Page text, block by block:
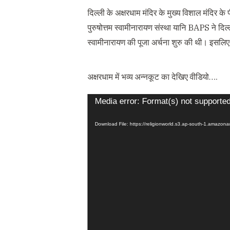
दिल्ली के अक्षरधाम मंदिर के मुख्य विशाल मंदिर
पुरुषोत्तम स्वामीनारायण संस्था यानि BAPS ने
स्वामीनारायण की पूजा अर्चना शुरु की थी।
अक्षरधाम में भव्य अन्नकूट का देखिए वीडियो….
Video
Media error: Format(s) not
Download File: https://religionworld.s3.ap-south-